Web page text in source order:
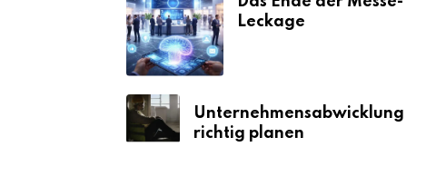
Leckage
Unternehmensabwicklung
richtig planen